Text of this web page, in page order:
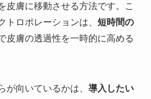
皮膚に移動させる方法です。こ
トロポレーションは、 短時間の
皮膚の透過性を一時的に高める
が向いているかは、 導入したい